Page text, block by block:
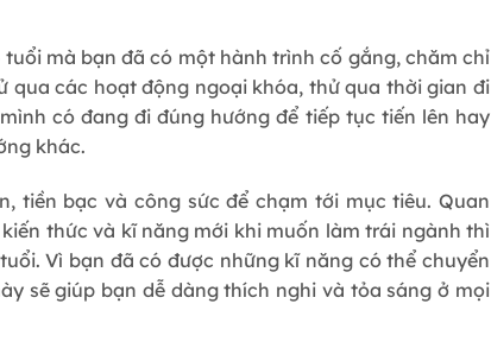
mà bạn đã có một hành trình cố gắng, chăm chỉ
qua các hoạt động ngoại khóa, thử qua thời gian đi
có đang đi đúng hướng để tiếp tục tiến lên hay
khác.
tiền bạc và công sức để chạm tới mục tiêu. Quan
thức và kĩ năng mới khi muốn làm trái ngành thì
Vì bạn đã có được những kĩ năng có thể chuyển
sẽ giúp bạn dễ dàng thích nghi và tỏa sáng ở mọi